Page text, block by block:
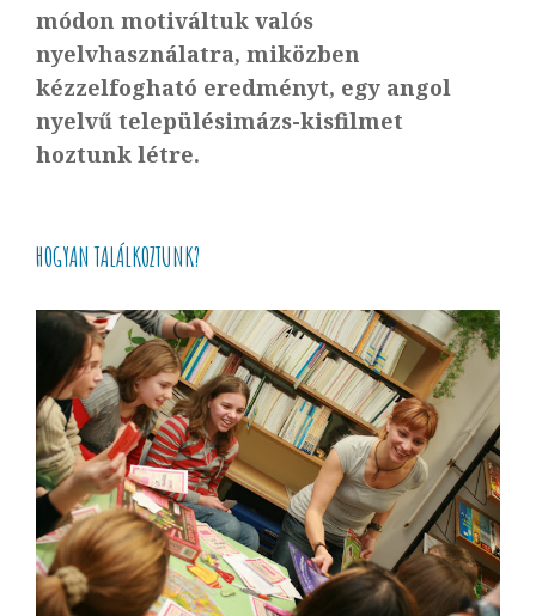
módon motiváltuk valós
nyelvhasználatra, miközben
kézzelfogható eredményt, egy angol
nyelvű településimázs-kisfilmet
hoztunk létre.
HOGYAN TALÁLKOZTUNK?